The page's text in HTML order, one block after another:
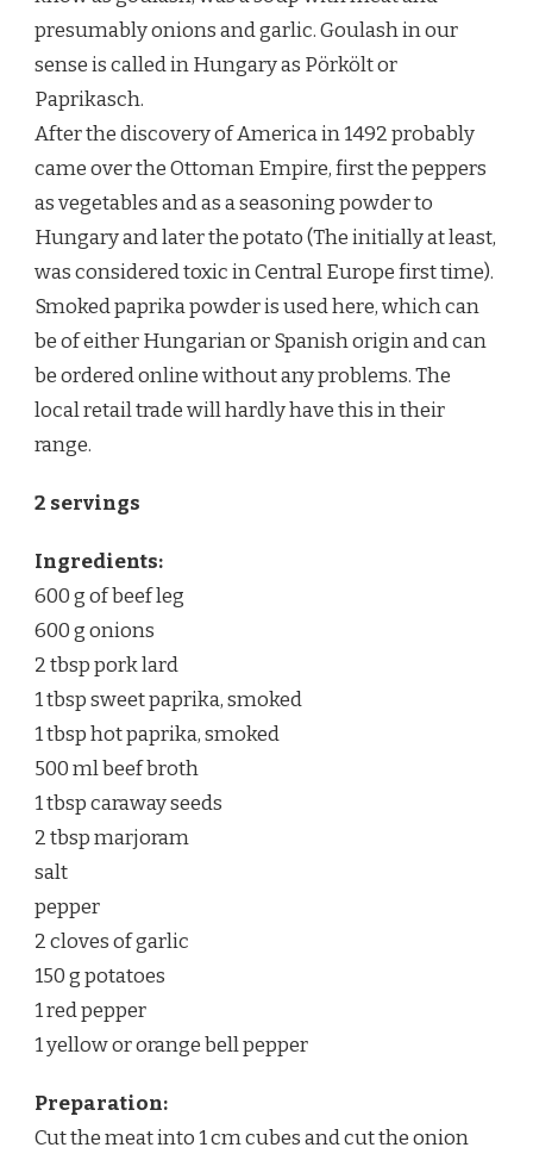
presumably onions and garlic. Goulash in our
sense is called in Hungary as Pörkölt or
Paprikasch.
After the discovery of America in 1492 probably
came over the Ottoman Empire, first the peppers
as vegetables and as a seasoning powder to
Hungary and later the potato (The initially at least,
was considered toxic in Central Europe first time).
Smoked paprika powder is used here, which can
be of either Hungarian or Spanish origin and can
be ordered online without any problems. The
local retail trade will hardly have this in their
range.
2 servings
Ingredients:
600 g of beef leg
600 g onions
2 tbsp pork lard
1 tbsp sweet paprika, smoked
1 tbsp hot paprika, smoked
500 ml beef broth
1 tbsp caraway seeds
2 tbsp marjoram
salt
pepper
2 cloves of garlic
150 g potatoes
1 red pepper
1 yellow or orange bell pepper
Preparation:
Cut the meat into 1 cm cubes and cut the onion